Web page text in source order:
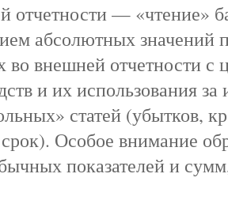
отчетности — «чтение»
абсолютных значений
во внешней отчетности с
и их использования
статей (убытков,
Особое внимание
показателей и